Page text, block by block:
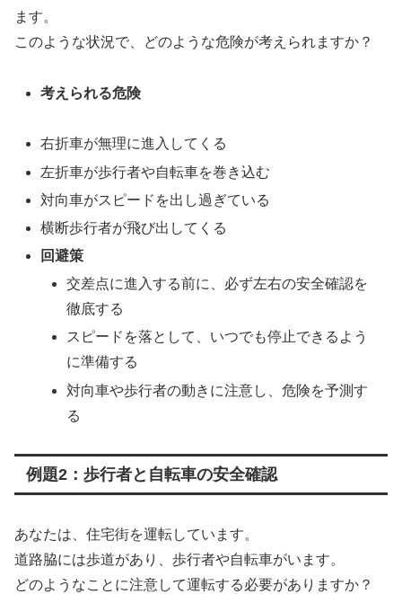
ます。
このような状況で、どのような危険が考えられますか？
考えられる危険
右折車が無理に進入してくる
左折車が歩行者や自転車を巻き込む
対向車がスピードを出し過ぎている
横断歩行者が飛び出してくる
回避策
交差点に進入する前に、必ず左右の安全確認を
徹底する
スピードを落として、いつでも停止できるよう
に準備する
対向車や歩行者の動きに注意し、危険を予測す
る
例題2：歩行者と自転車の安全確認
あなたは、住宅街を運転しています。
道路脇には歩道があり、歩行者や自転車がいます。
どのようなことに注意して運転する必要がありますか？